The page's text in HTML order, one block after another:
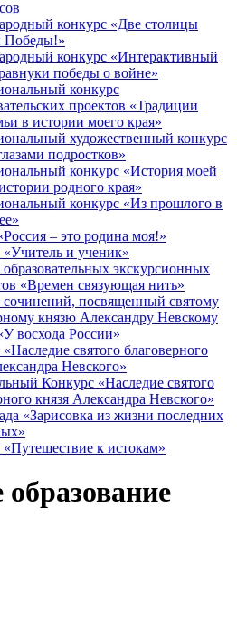
конкурс «Две столицы
Победы!»
конкурс «Интерактивный
победы о войне»
конкурс
проектов «Традиции
в истории моего края»
художественный конкурс
подростков»
конкурс «История моей
родного края»
конкурс «Из прошлого в
– это родина моя!»
и ученик»
экскурсионных
«Времен связующая нить»
сочинений, посвященный святому
князю Александру Невскому
восхода России»
святого благоверного
Невского»
Конкурс «Наследие святого
князя Александра Невского»
«Зарисовка из жизни последних
к истокам»